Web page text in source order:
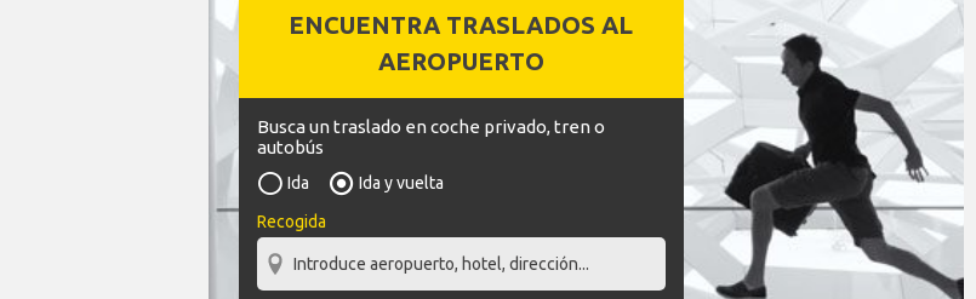
ENCUENTRA TRASLADOS AL
AEROPUERTO
Busca un traslado en coche privado, tren o
autobús
Ida
Ida y vuelta
Recogida